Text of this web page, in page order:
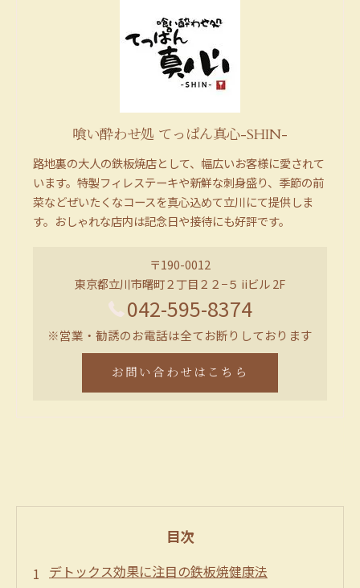
喰い酔わせ処 てっぱん真心-SHIN-
路地裏の大人の鉄板焼店として、幅広いお客様に愛されて
います。特製フィレステーキや新鮮な刺身盛り、季節の前
菜などぜいたくなコースを真心込めて立川にて提供しま
す。おしゃれな店内は記念日や接待にも好評です。
〒190-0012
東京都立川市曙町２丁目２２−５ iiビル 2F
042-595-8374
※営業・勧誘のお電話は全てお断りしております
お問い合わせはこちら
目次
デトックス効果に注目の鉄板焼健康法